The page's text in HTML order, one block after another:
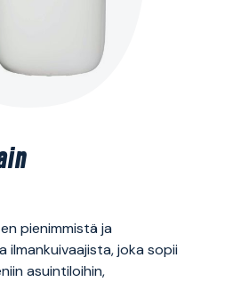
pienimmistä ja
ilmankuivaajista, joka sopii
asuintiloihin,